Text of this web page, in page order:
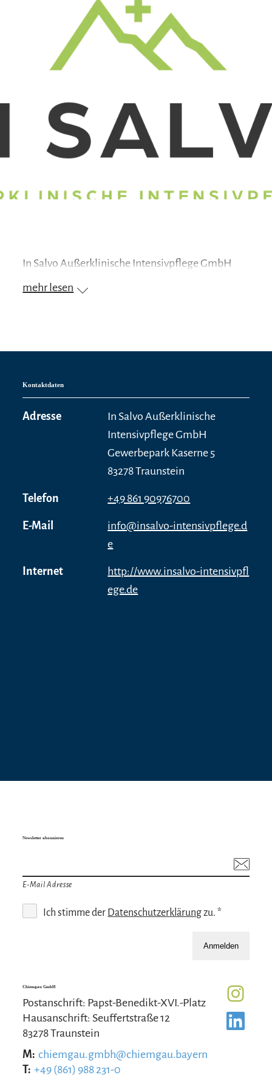
Zum
Inhalt
Zur
Suche
Zum
Footer
In Salvo Außerklinische Intensivpflege GmbH
mehr lesen
Kontaktdaten
Adresse
In Salvo Außerklinische
Intensivpflege GmbH
Gewerbepark Kaserne 5
83278 Traunstein
Telefon +49 861 90976700
E-Mail
info@insalvo-intensivpflege.d
e
Internet
http://www.insalvo-intensivpfl
ege.de
Newsletter abonnieren
E-Mail Adresse
Ich stimme der Datenschutzerklärungzu. *
Anmelden
Chiemgau GmbH
Postanschrift: Papst-Benedikt-XVI.-Platz
Hausanschrift: Seuffertstraße 12
83278 Traunstein
M: chiemgau.gmbh@chiemgau.bayern
T: +49 (861) 988 231-0